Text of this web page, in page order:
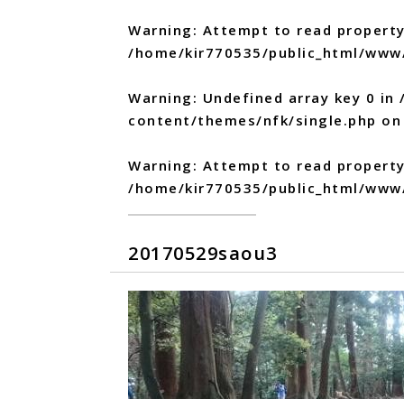
Warning : Attempt to read
/home/kir770535/public_html/
Warning : Undefined array key 0 in
content/themes/nfk/single.php
Warning : Attempt to read
/home/kir770535/public_html/
20170529saou3